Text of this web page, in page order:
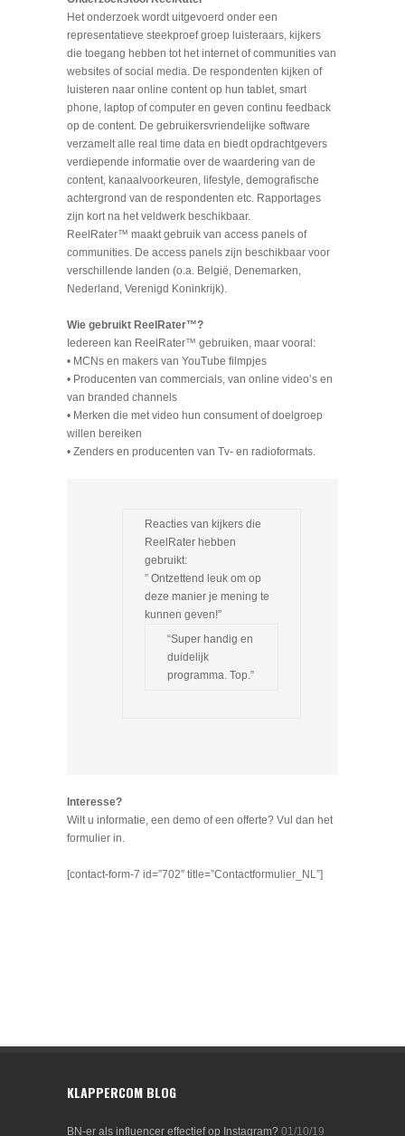
Het onderzoek wordt uitgevoerd onder een
representatieve steekproef groep luisteraars, kijkers
die toegang hebben tot het internet of communities van
websites of social media. De respondenten kijken of
luisteren naar online content op hun tablet, smart
phone, laptop of computer en geven continu feedback
op de content. De gebruikersvriendelijke software
verzamelt alle real time data en biedt opdrachtgevers
verdiepende informatie over de waardering van de
content, kanaalvoorkeuren, lifestyle, demografische
achtergrond van de respondenten etc. Rapportages
zijn kort na het veldwerk beschikbaar.
ReelRater™ maakt gebruik van access panels of
communities. De access panels zijn beschikbaar voor
verschillende landen (o.a. België, Denemarken,
Nederland, Verenigd Koninkrijk).
Wie gebruikt ReelRater™?
Iedereen kan ReelRater™ gebruiken, maar vooral:
• MCNs en makers van YouTube filmpjes
• Producenten van commercials, van online video’s en
van branded channels
• Merken die met video hun consument of doelgroep
willen bereiken
• Zenders en producenten van Tv- en radioformats.
Reacties van kijkers die
ReelRater hebben
gebruikt:
” Ontzettend leuk om op
deze manier je mening te
kunnen geven!”
“Super handig en
duidelijk
programma. Top.”
Interesse?
Wilt u informatie, een demo of een offerte? Vul dan het
formulier in.
[contact-form-7 id=”702″ title=”Contactformulier_NL”]
KLAPPERCOM BLOG
BN-er als influencer effectief op Instagram? 01/10/19